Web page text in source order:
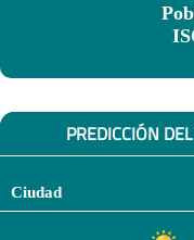
PREDICCIÓN
Ciudad